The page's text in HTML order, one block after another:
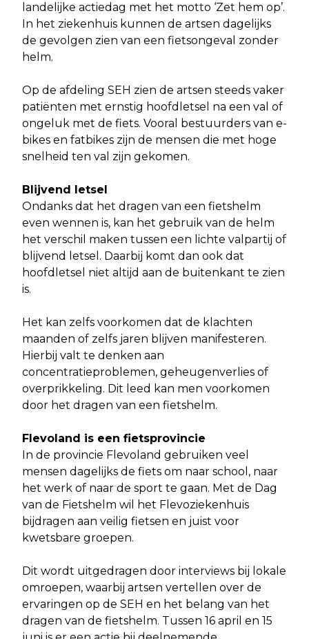
landelijke actiedag met het motto ‘Zet hem op’.
In het ziekenhuis kunnen de artsen dagelijks
de gevolgen zien van een fietsongeval zonder
helm.
Op de afdeling SEH zien de artsen steeds vaker
patiënten met ernstig hoofdletsel na een val of
ongeluk met de fiets. Vooral bestuurders van e-
bikes en fatbikes zijn de mensen die met hoge
snelheid ten val zijn gekomen.
Blijvend letsel
Ondanks dat het dragen van een fietshelm
even wennen is, kan het gebruik van de helm
het verschil maken tussen een lichte valpartij of
blijvend letsel. Daarbij komt dan ook dat
hoofdletsel niet altijd aan de buitenkant te zien
is.
Het kan zelfs voorkomen dat de klachten
maanden of zelfs jaren blijven manifesteren.
Hierbij valt te denken aan
concentratieproblemen, geheugenverlies of
overprikkeling. Dit leed kan men voorkomen
door het dragen van een fietshelm.
Flevoland is een fietsprovincie
In de provincie Flevoland gebruiken veel
mensen dagelijks de fiets om naar school, naar
het werk of naar de sport te gaan. Met de Dag
van de Fietshelm wil het Flevoziekenhuis
bijdragen aan veilig fietsen en juist voor
kwetsbare groepen.
Dit wordt uitgedragen door interviews bij lokale
omroepen, waarbij artsen vertellen over de
ervaringen op de SEH en het belang van het
dragen van de fietshelm. Tussen 16 april en 15